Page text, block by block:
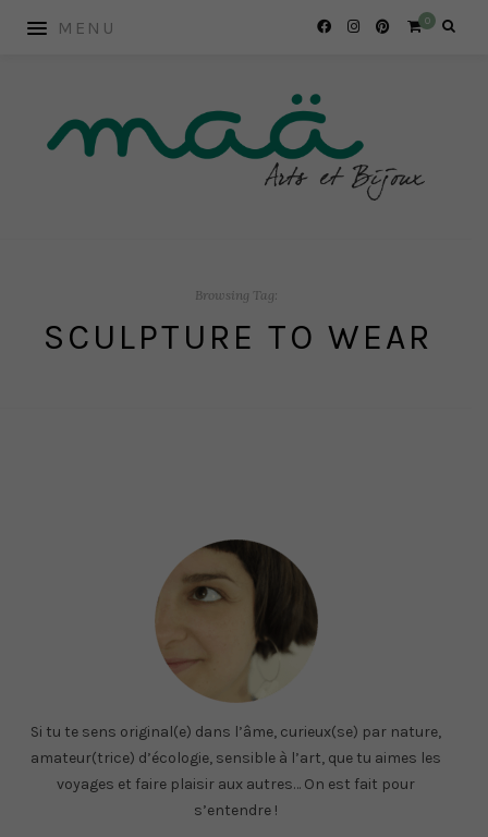
0
Browsing Tag:
SCULPTURE TO WEAR
Si tu te sens original(e) dans l’âme, curieux(se) par nature,
amateur(trice) d’écologie, sensible à l’art, que tu aimes les
voyages et faire plaisir aux autres… On est fait pour
s’entendre !